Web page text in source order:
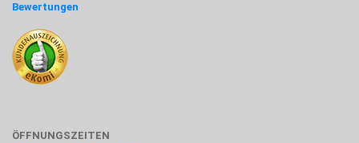
Bewertungen
ÖFFNUNGSZEITEN